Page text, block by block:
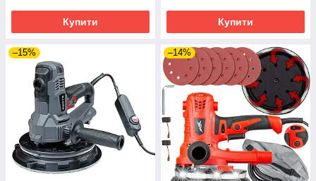
Купити Купити
–15% –14%